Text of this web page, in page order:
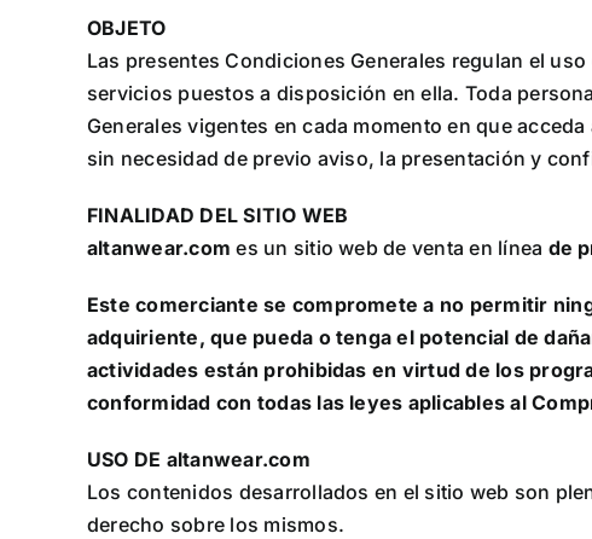
OBJETO
Las presentes Condiciones Generales regulan el
servicios puestos a disposición en ella. Toda
Generales vigentes en cada momento en que acceda
sin necesidad de previo aviso, la presentación y
FINALIDAD DEL SITIO WEB
altanwear.com es un sitio web de venta en línea de
Este comerciante se compromete a no permitir
adquiriente, que pueda o tenga el potencial de
actividades están prohibidas en virtud de los
conformidad con todas las leyes aplicables al
USO DE altanwear.com
Los contenidos desarrollados en el sitio web son
derecho sobre los mismos.